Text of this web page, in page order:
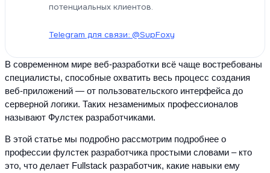
потенциальных клиентов.
Telegram для связи: @SupFoxy
В современном мире веб-разработки всё чаще востребованы
специалисты, способные охватить весь процесс создания
веб-приложений — от пользовательского интерфейса до
серверной логики. Таких незаменимых профессионалов
называют Фулстек разработчиками.
В этой статье мы подробно рассмотрим подробнее о
профессии фулстек разработчика простыми словами – кто
это, что делает Fullstack разработчик, какие навыки ему